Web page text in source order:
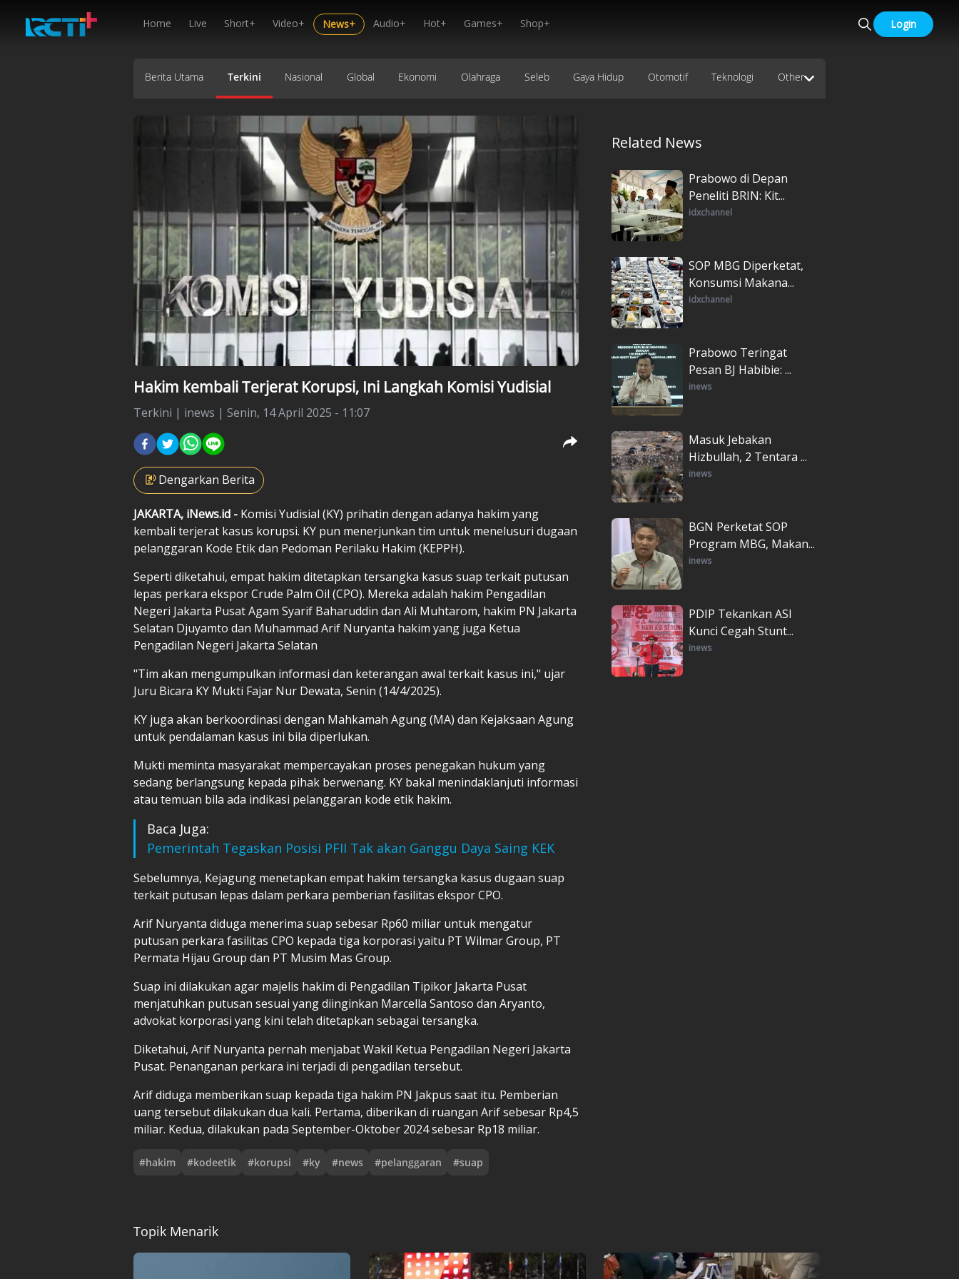
Home Live Short+ Video+ News+ Audio+ Hot+ Games+ Shop+ Login
Berita Utama Terkini Nasional Global Ekonomi Olahraga Seleb Gaya Hidup Otomotif Teknologi Other
Hakim kembali Terjerat Korupsi, Ini Langkah Komisi Yudisial
Terkini | inews | Senin, 14 April 2025 - 11:07
Dengarkan Berita
JAKARTA, iNews.id - Komisi Yudisial (KY) prihatin dengan adanya hakim yang
kembali terjerat kasus korupsi. KY pun menerjunkan tim untuk menelusuri dugaan
pelanggaran Kode Etik dan Pedoman Perilaku Hakim (KEPPH).
Seperti diketahui, empat hakim ditetapkan tersangka kasus suap terkait putusan
lepas perkara ekspor Crude Palm Oil (CPO). Mereka adalah hakim Pengadilan
Negeri Jakarta Pusat Agam Syarif Baharuddin dan Ali Muhtarom, hakim PN Jakarta
Selatan Djuyamto dan Muhammad Arif Nuryanta hakim yang juga Ketua
Pengadilan Negeri Jakarta Selatan
"Tim akan mengumpulkan informasi dan keterangan awal terkait kasus ini," ujar
Juru Bicara KY Mukti Fajar Nur Dewata, Senin (14/4/2025).
KY juga akan berkoordinasi dengan Mahkamah Agung (MA) dan Kejaksaan Agung
untuk pendalaman kasus ini bila diperlukan.
Mukti meminta masyarakat mempercayakan proses penegakan hukum yang
sedang berlangsung kepada pihak berwenang. KY bakal menindaklanjuti informasi
atau temuan bila ada indikasi pelanggaran kode etik hakim.
Baca Juga:
Pemerintah Tegaskan Posisi PFII Tak akan Ganggu Daya Saing KEK
Sebelumnya, Kejagung menetapkan empat hakim tersangka kasus dugaan suap
terkait putusan lepas dalam perkara pemberian fasilitas ekspor CPO.
Arif Nuryanta diduga menerima suap sebesar Rp60 miliar untuk mengatur
putusan perkara fasilitas CPO kepada tiga korporasi yaitu PT Wilmar Group, PT
Permata Hijau Group dan PT Musim Mas Group.
Suap ini dilakukan agar majelis hakim di Pengadilan Tipikor Jakarta Pusat
menjatuhkan putusan sesuai yang diinginkan Marcella Santoso dan Aryanto,
advokat korporasi yang kini telah ditetapkan sebagai tersangka.
Diketahui, Arif Nuryanta pernah menjabat Wakil Ketua Pengadilan Negeri Jakarta
Pusat. Penanganan perkara ini terjadi di pengadilan tersebut.
Arif diduga memberikan suap kepada tiga hakim PN Jakpus saat itu. Pemberian
uang tersebut dilakukan dua kali. Pertama, diberikan di ruangan Arif sebesar Rp4,5
miliar. Kedua, dilakukan pada September-Oktober 2024 sebesar Rp18 miliar.
#hakim #kodeetik #korupsi #ky #news #pelanggaran #suap
Related News
Prabowo di Depan
Peneliti BRIN: Kit...
idxchannel
SOP MBG Diperketat,
Konsumsi Makana...
idxchannel
Prabowo Teringat
Pesan BJ Habibie: ...
inews
Masuk Jebakan
Hizbullah, 2 Tentara ...
inews
BGN Perketat SOP
Program MBG, Makan...
inews
PDIP Tekankan ASI
Kunci Cegah Stunt...
inews
Topik Menarik